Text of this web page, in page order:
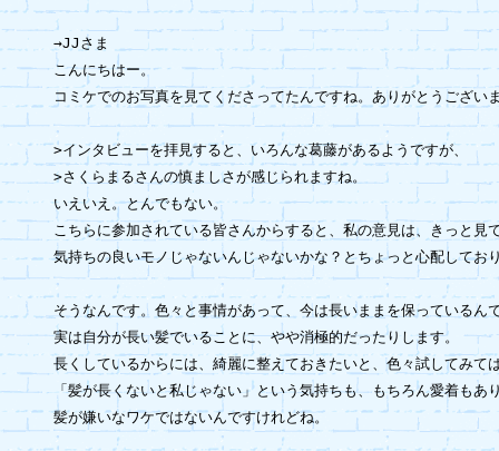
→JJさま
こんにちはー。
コミケでのお写真を見てくださってたんですね。ありがとうござい
>インタビューを拝見すると、いろんな葛藤があるようですが、
>さくらまるさんの慎ましさが感じられますね。
いえいえ。とんでもない。
こちらに参加されている皆さんからすると、私の意見は、きっと見
気持ちの良いモノじゃないんじゃないかな？とちょっと心配してお
そうなんです。色々と事情があって、今は長いままを保っているん
実は自分が長い髪でいることに、やや消極的だったりします。
長くしているからには、綺麗に整えておきたいと、色々試してみて
「髪が長くないと私じゃない」という気持ちも、もちろん愛着もあ
髪が嫌いなワケではないんですけれどね。